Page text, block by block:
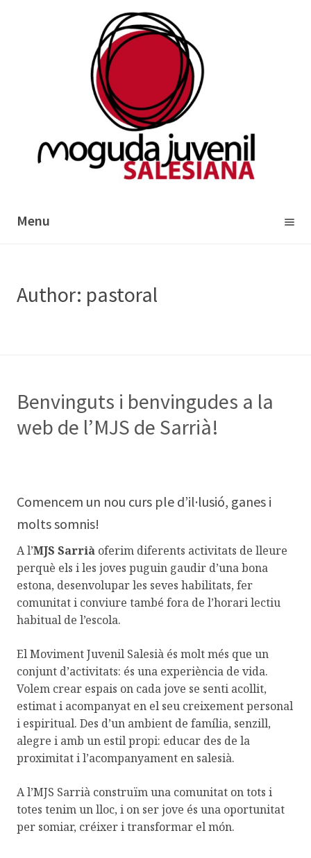
Menu
content
Author: pastoral
Benvinguts i benvingudes a la
web de l’MJS de Sarrià!
Comencem un nou curs ple d’il·lusió, ganes i
molts somnis!
A l’MJS Sarrià oferim diferents activitats de lleure
perquè els i les joves puguin gaudir d’una bona
estona, desenvolupar les seves habilitats, fer
comunitat i conviure també fora de l’horari lectiu
habitual de l’escola.
El Moviment Juvenil Salesià és molt més que un
conjunt d’activitats: és una experiència de vida.
Volem crear espais on cada jove se senti acollit,
estimat i acompanyat en el seu creixement personal
i espiritual. Des d’un ambient de família, senzill,
alegre i amb un estil propi: educar des de la
proximitat i l’acompanyament en salesià.
A l’MJS Sarrià construïm una comunitat on tots i
totes tenim un lloc, i on ser jove és una oportunitat
per somiar, créixer i transformar el món.